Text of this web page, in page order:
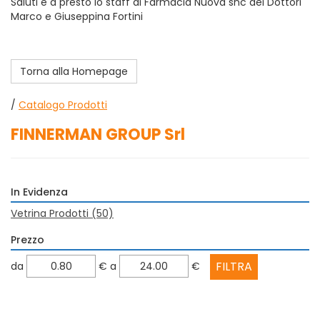
Marco e Giuseppina Fortini
Torna alla Homepage
/ Catalogo Prodotti
FINNERMAN GROUP Srl
In Evidenza
Vetrina Prodotti (50)
Prezzo
filtra
da € filtra
a €